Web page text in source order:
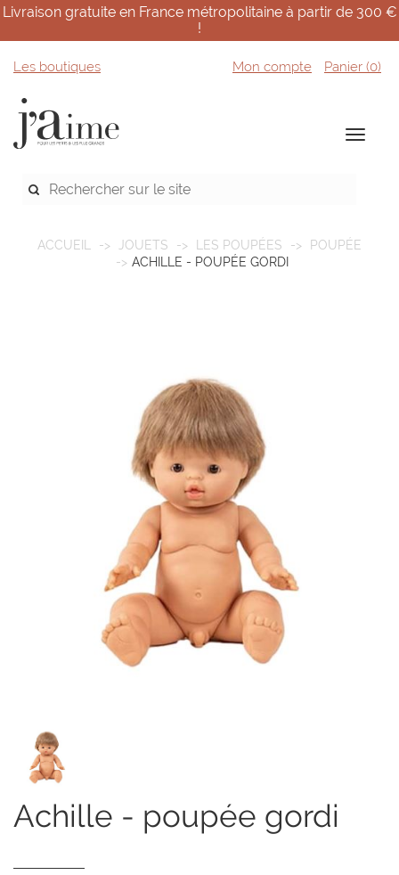
Livraison gratuite en France métropolitaine à partir de 300 €
!
Les boutiques Mon compte Panier (0)
ACCUEIL JOUETS LES POUPÉES
POUPÉE
ACHILLE - POUPÉE GORDI
achille - poupée gordi